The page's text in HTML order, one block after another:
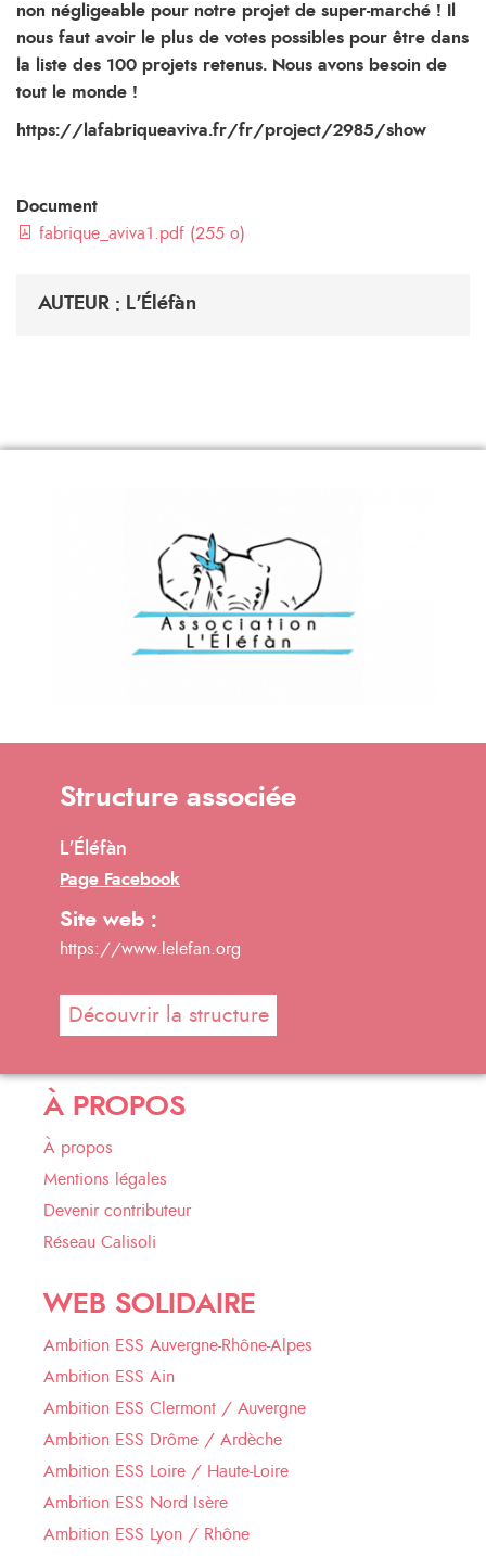
non négligeable pour notre projet de super-marché ! Il
nous faut avoir le plus de votes possibles pour être dans
la liste des 100 projets retenus. Nous avons besoin de
tout le monde !
https://lafabriqueaviva.fr/fr/project/2985/show
Document
fabrique_aviva1.pdf (255 o)
AUTEUR : L'Éléfàn
Structure associée
L'Éléfàn
Page Facebook
Site web :
https://www.lelefan.org
Découvrir la structure
À PROPOS
À propos
Mentions légales
Devenir contributeur
Réseau Calisoli
WEB SOLIDAIRE
Ambition ESS Auvergne-Rhône-Alpes
Ambition ESS Ain
Ambition ESS Clermont / Auvergne
Ambition ESS Drôme / Ardèche
Ambition ESS Loire / Haute-Loire
Ambition ESS Nord Isère
Ambition ESS Lyon / Rhône